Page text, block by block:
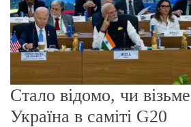
Стало відомо, чи
Україна в саміті G20